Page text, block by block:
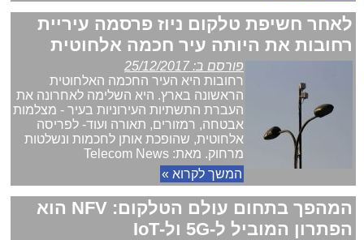
לאחר חשיפת טלקום ניוז פרסמה עיריית
רחובות את היותה עיר חכמה אלחוטית
פורסם ב: 25/12/2017
רחובות היא העיר החכמה האלחוטית
הראשונה בארץ. היא השלימה לאחרונה את
העברת התשתיות העירוניות בעיר - מצלמות
אבטחה, רמזורים, תאורה ועוד- לפריסה
אלחוטית, שהופכת אותן לחכמות ונשלטות
מרחוק. מאת: Telecom News
המשך לקרוא »
המהפך בתחום עולם הטלקום: NFV הוא
הפתרון המוביל ל-5G ול-IoT